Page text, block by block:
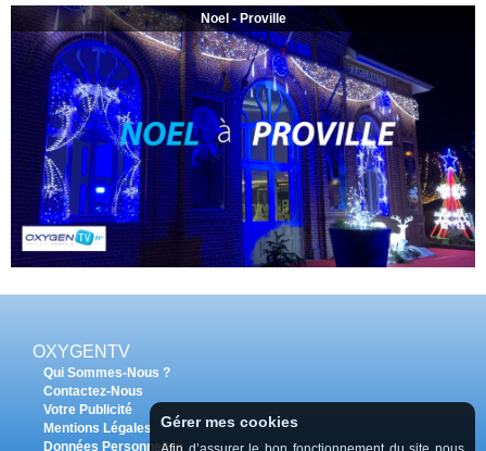
Noel - Proville
OXYGENTV
Qui Sommes-Nous ?
Contactez-Nous
Votre Publicité
Mentions Légales
Données Personnelles
Gérer mes cookies